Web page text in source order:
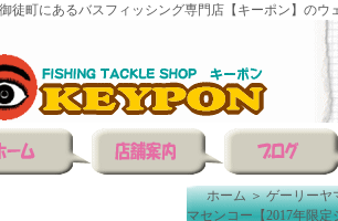
徒町にあるバスフィッシング専門店【キーポン】のウ
ホーム＞ゲーリーヤ
マセンコー【2017年限